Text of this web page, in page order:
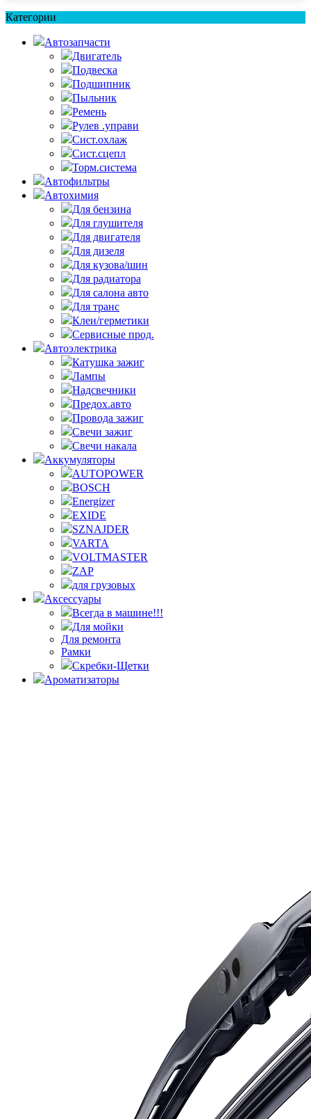
Категории
Автозапчасти
Двигатель
Подвеска
Подшипник
Пыльник
Ремень
Рулев .управи
Сист.охлаж
Сист.сцепл
Торм.система
Автофильтры
Автохимия
Для бензина
Для глушителя
Для двигателя
Для дизеля
Для кузова/шин
Для радиатора
Для салона авто
Для транс
Клеи/герметики
Сервисные прод.
Автоэлектрика
Катушка зажиг
Лампы
Надсвечники
Предох.авто
Провода зажиг
Свечи зажиг
Свечи накала
Аккумуляторы
AUTOPOWER
BOSCH
Energizer
EXIDE
SZNAJDER
VARTA
VOLTMASTER
ZAP
для грузовых
Аксессуары
Всегда в машине!!!
Для мойки
Для ремонта
Рамки
Скребки-Щетки
Ароматизаторы